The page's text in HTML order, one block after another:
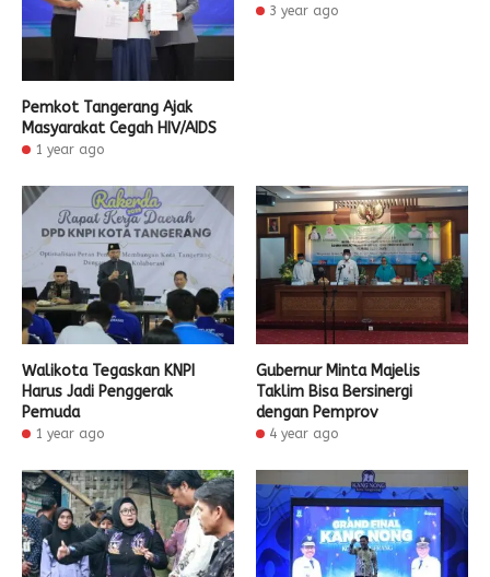
Pemkot Tangerang Ajak
Masyarakat Cegah HIV/AIDS
1 year ago
3 year ago
Walikota Tegaskan KNPI
Harus Jadi Penggerak
Pemuda
1 year ago
Gubernur Minta Majelis
Taklim Bisa Bersinergi
dengan Pemprov
4 year ago